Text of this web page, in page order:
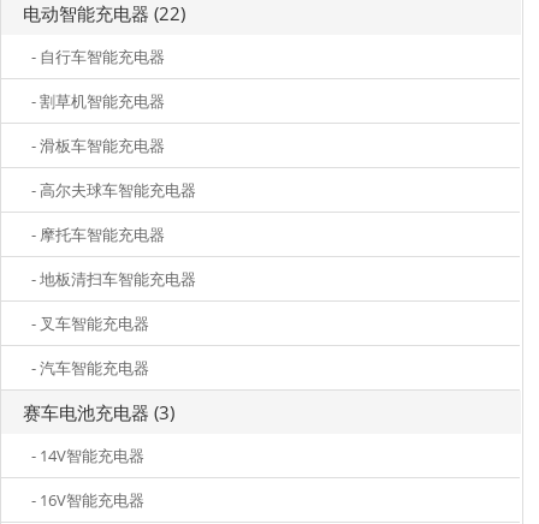
电动智能充电器 (22)
- 自行车智能充电器
- 割草机智能充电器
- 滑板车智能充电器
- 高尔夫球车智能充电器
- 摩托车智能充电器
- 地板清扫车智能充电器
- 叉车智能充电器
- 汽车智能充电器
赛车电池充电器 (3)
- 14V智能充电器
- 16V智能充电器